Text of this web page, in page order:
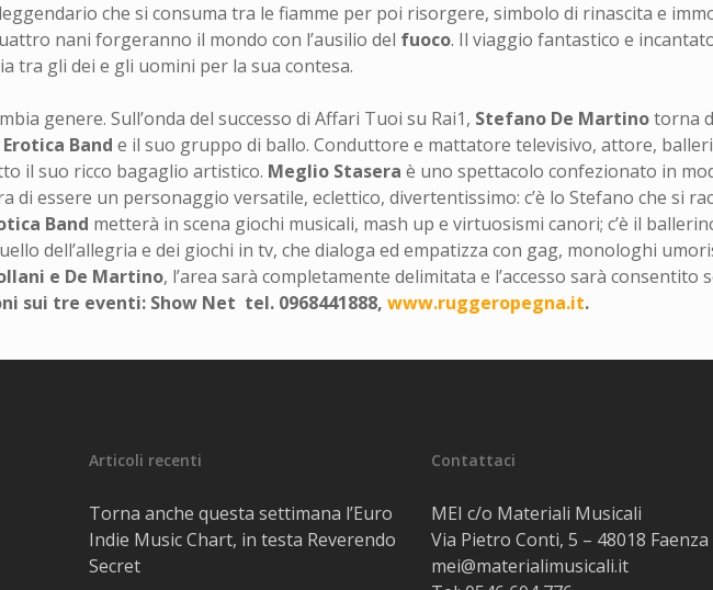
leggendario che si consuma tra le fiamme per poi risorgere, simbolo di rinascita e
nani forgeranno il mondo con l’ausilio del fuoco. Il viaggio fantastico e
tra gli dei e gli uomini per la sua contesa.
genere. Sull’onda del successo di Affari Tuoi su Rai1, Stefano De Martinotorna
Band e il suo gruppo di ballo. Conduttore e mattatore televisivo, attore,
il suo ricco bagaglio artistico. Meglio Stasera è uno spettacolo confezionato in
di essere un personaggio versatile, eclettico, divertentissimo: c’è lo Stefano che si
Band metterà in scena giochi musicali, mash up e virtuosismi canori; c’è il
dell’allegria e dei giochi in tv, che dialoga ed empatizza con gag, monologhi
e De Martino, l’area sarà completamente delimitata e l’accesso sarà
sui tre eventi: Show Net tel. 0968441888, www.ruggeropegna.it.
Articoli recenti
Torna anche questa settimana l’Euro
Indie Music Chart, in testa Reverendo
Secret
Contattaci
MEI c/o Materiali Musicali
Via Pietro Conti, 5 – 48018 Faenza
mei@materialimusicali.it